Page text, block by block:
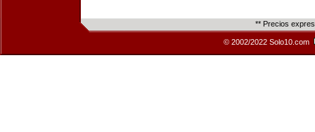
** Precios
© 2002/2022 Solo10.com